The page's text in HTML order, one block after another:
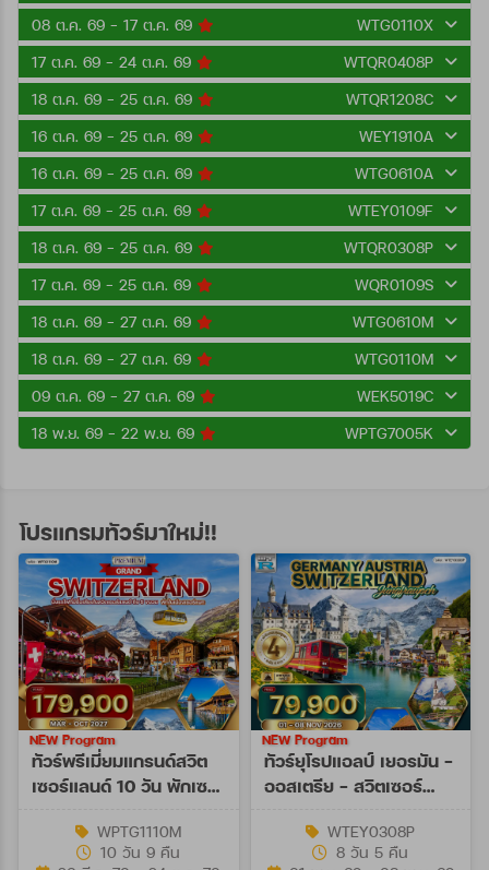
08 ต.ค. 69 - 17 ต.ค. 69
WTG0110X
17 ต.ค. 69 - 24 ต.ค. 69
WTQR0408P
18 ต.ค. 69 - 25 ต.ค. 69
WTQR1208C
16 ต.ค. 69 - 25 ต.ค. 69
WEY1910A
16 ต.ค. 69 - 25 ต.ค. 69
WTG0610A
17 ต.ค. 69 - 25 ต.ค. 69
WTEY0109F
18 ต.ค. 69 - 25 ต.ค. 69
WTQR0308P
17 ต.ค. 69 - 25 ต.ค. 69
WQR0109S
18 ต.ค. 69 - 27 ต.ค. 69
WTG0610M
18 ต.ค. 69 - 27 ต.ค. 69
WTG0110M
09 ต.ค. 69 - 27 ต.ค. 69
WEK5019C
18 พ.ย. 69 - 22 พ.ย. 69
WPTG7005K
โปรแกรมทัวร์มาใหม่!!
ทัวร์พรีเมี่ยมแกรนด์สวิต
เซอร์แลนด์ 10 วัน พักเซ
NEW Program
WPTG1110M
10 วัน 9 คืน
ทัวร์ยุโรปแอลป์ เยอรมัน -
ออสเตรีย - สวิตเซอร์
NOV 26
NEW Program
WTEY0308P
8 วัน 5 คืน